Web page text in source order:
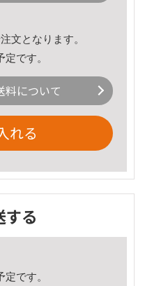
文となります。
です。
料について
れる
する
です。